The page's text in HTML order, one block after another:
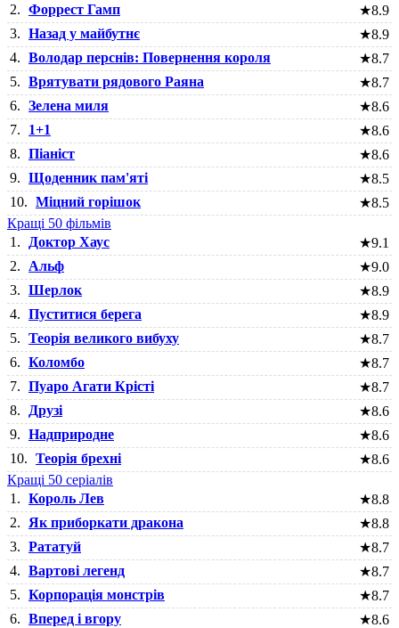
2. Форрест Гамп ★8.9
3. Назад у майбутнє ★8.9
4. Володар перснів: Повернення короля ★8.7
5. Врятувати рядового Раяна ★8.7
6. Зелена миля ★8.6
7.
1+1 ★8.6
8. Піаніст ★8.6
9. Щоденник пам'яті ★8.5
10. Міцний горішок ★8.5
Кращі 50 фільмів
1.
Доктор Хаус ★9.1
2.
Альф ★9.0
3. Шерлок ★8.9
4. Пуститися берега ★8.9
5. Теорія великого вибуху ★8.7
6. Коломбо ★8.7
7. Пуаро Агати Крісті ★8.7
8.
Друзі ★8.6
9. Надприродне ★8.6
10. Теорія брехні ★8.6
Кращі 50 серіалів
1. Король Лев ★8.8
2.
Як приборкати дракона ★8.8
3. Рататуй ★8.7
4. Вартові легенд ★8.7
5. Корпорація монстрів ★8.7
6. Вперед і вгору ★8.6